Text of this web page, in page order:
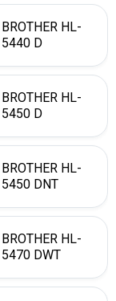
BROTHER HL-
5440 D
BROTHER HL-
5450 D
BROTHER HL-
5450 DNT
BROTHER HL-
5470 DWT